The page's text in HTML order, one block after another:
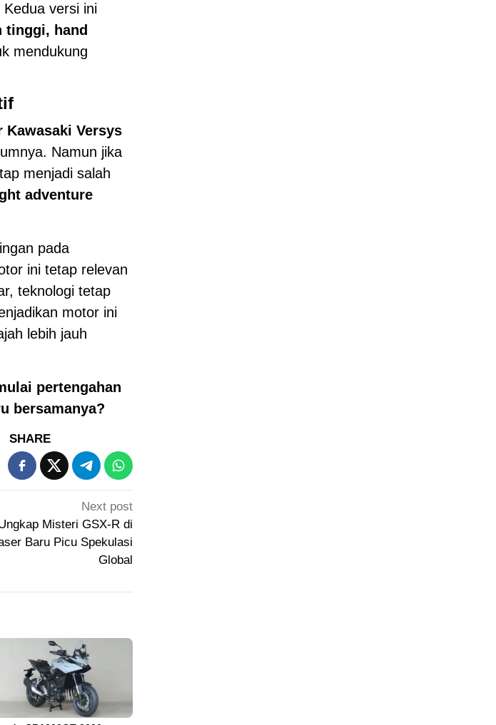
versi ini
tinggi, hand
mendukung
Kawasaki Versys
Namun jika
menjadi salah
adventure
pada
ini tetap relevan
teknologi tetap
motor ini
lebih jauh
pertengahan
bersamanya?
SHARE
Next post
Misteri GSX-R di
Baru Picu Spekulasi
Global